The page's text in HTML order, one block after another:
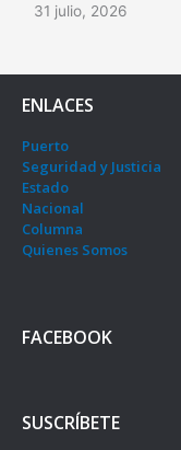
31 julio, 2026
ENLACES
Puerto
Seguridad y Justicia
Estado
Nacional
Columna
Quienes Somos
FACEBOOK
SUSCRÍBETE